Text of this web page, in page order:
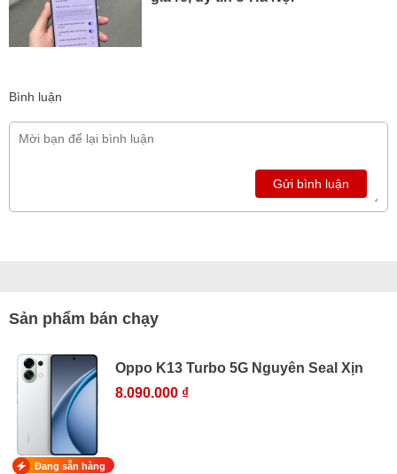
Bình luận
Gửi bình luận
Sản phẩm bán chạy
Oppo K13 Turbo 5G Nguyên Seal Xịn
8.090.000 ₫
Đang sẵn hàng